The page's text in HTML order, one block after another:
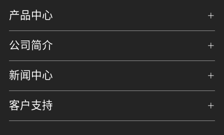
产品中心
公司简介
新闻中心
客户支持